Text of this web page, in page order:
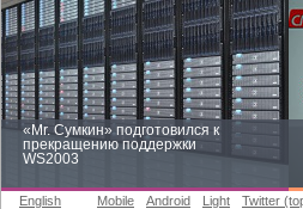
«Mr. Сумкин» подготовился к
прекращению поддержки
WS2003
English Mobile Android Light Twitter